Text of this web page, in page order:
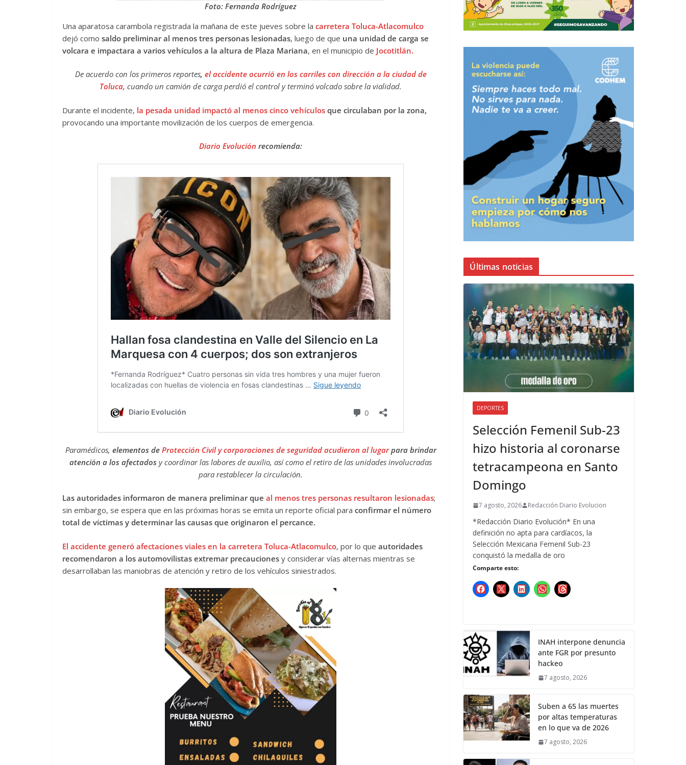
Foto: Fernanda Rodríguez
Una aparatosa carambola registrada la mañana de este jueves sobre la carretera Toluca-Atlacomulco
dejó como saldo preliminar al menos tres personas lesionadas, luego de que una unidad de carga se
volcara e impactara a varios vehículos a la altura de Plaza Mariana, en el municipio de Jocotitlán.
De acuerdo con los primeros reportes, el accidente ocurrió en los carriles con dirección a la ciudad de
Toluca, cuando un camión de carga perdió el control y terminó volcado sobre la vialidad.
Durante el incidente, la pesada unidad impactó al menos cinco vehículos que circulaban por la zona,
provocando una importante movilización de los cuerpos de emergencia.
Diario Evolución recomienda:
Paramédicos, elementos de Protección Civil y corporaciones de seguridad acudieron al lugarpara brindar
atención a los afectados y coordinar las labores de auxilio, así como el retiro de las unidades involucradas
para restablecer la circulación.
Las autoridades informaron de manera preliminar que al menos tres personas resultaron lesionadas;
sin embargo, se espera que en las próximas horas se emita un reporte oficial para confirmar el número
total de víctimas y determinar las causas que originaron el percance.
El accidente generó afectaciones viales en la carretera Toluca-Atlacomulco, por lo que autoridades
recomendaron a los automovilistas extremar precauciones y considerar vías alternas mientras se
desarrollaban las maniobras de atención y retiro de los vehículos siniestrados.
Últimas noticias
DEPORTES
Selección Femenil Sub-23
hizo historia al coronarse
tetracampeona en Santo
Domingo
7 agosto, 2026 Redacción Diario Evolucion
*Redacción Diario Evolución* En una
definición no apta para cardíacos, la
Selección Mexicana Femenil Sub-23
conquistó la medalla de oro
Comparte esto:
INAH interpone denuncia
ante FGR por presunto
hackeo
7 agosto, 2026
Suben a 65 las muertes
por altas temperaturas
en lo que va de 2026
7 agosto, 2026